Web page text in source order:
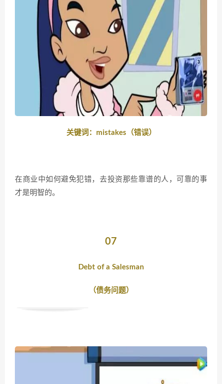
关键词：mistakes（错误）
在商业中如何避免犯错，去投资那些靠谱的人，可靠的事
才是明智的。
07
Debt of a Salesman
（债务问题）